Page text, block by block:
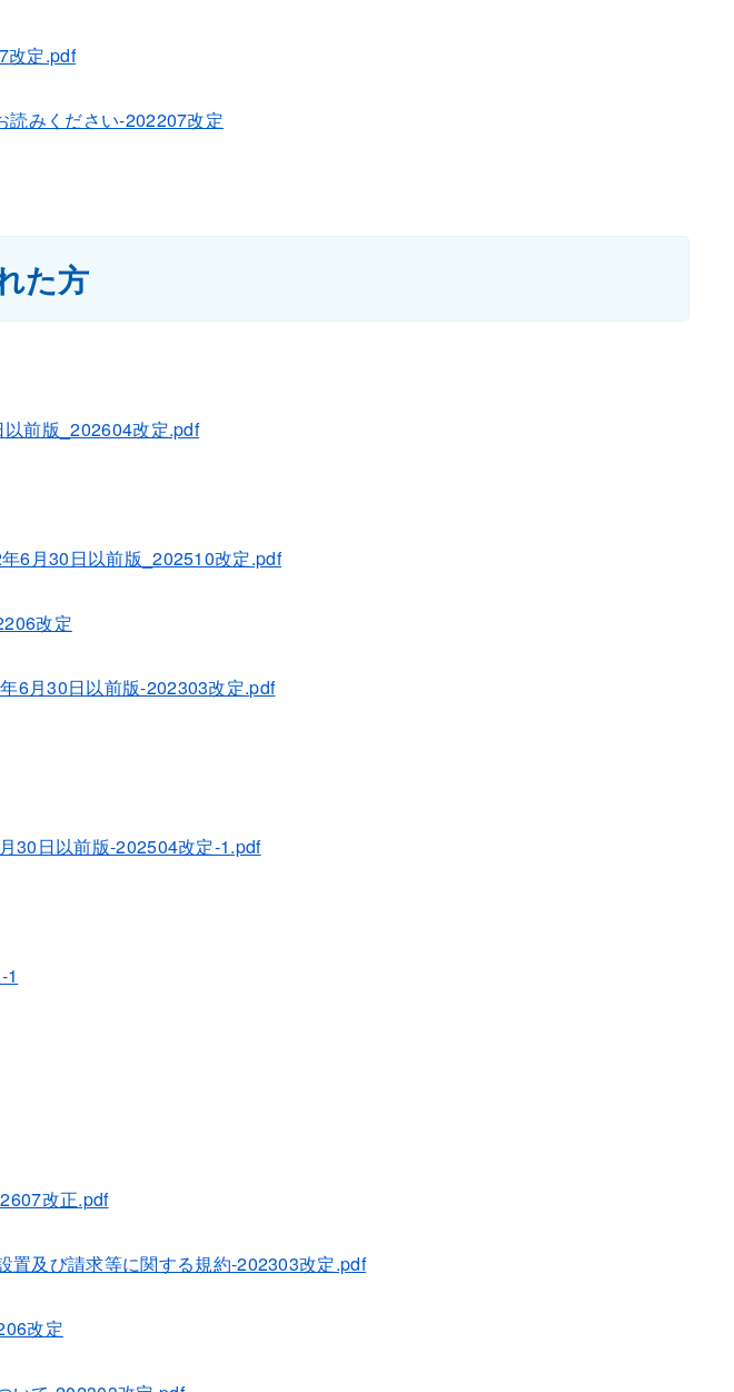
改定.pdf
読みください-202207改定
た方
前版_202604改定.pdf
6月30日以前版_202510改定.pdf
改定
6月30日以前版-202303改定.pdf
30日以前版-202504改定-1.pdf
1
改正.pdf
置及び請求等に関する規約-202303改定.pdf
改定